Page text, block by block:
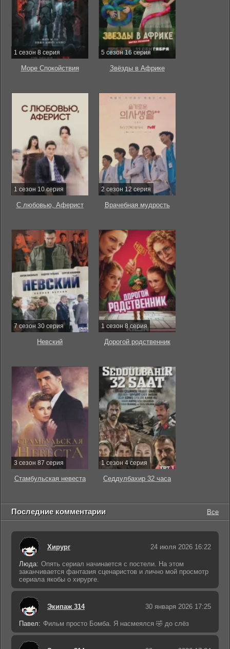
1 сезон 8 серия
Море Спокойствия
5 сезон 16 серия
Звёзды в Африке
1 сезон 10 серия
С любовью, Аферист
2 сезон 12 серия
Врачебная мудрость
7 сезон 30 серия
Невский
1 сезон 8 серия
Дорогой родственник
3 сезон 87 серия
Стамбульская невеста
1 сезон 4 серия
Седдулбахир 32 часа
Последние комментарии Все
Хирург 24 июля 2026 16:22
Люда: Опять сериал начинается с постели. На этом
заканчивается фантазия сценаристов и лично мой просмотр
сериала якобы о хирурге.
Экипаж 314 30 января 2026 17:25
Павел: Фильм просто Бомба. Я насмеялся 🤣 до слёз